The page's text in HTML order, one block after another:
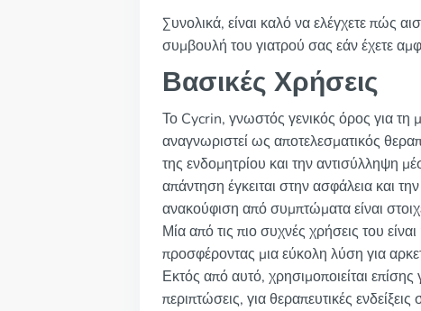
Συνολικά, είναι καλό να ελέγχετε πώς
συμβουλή του γιατρού σας εάν έχετε
Βασικές Χρήσεις
Το Cycrin, γνωστός γενικός όρος για τη
αναγνωριστεί ως αποτελεσματικός
της ενδομητρίου και την αντισύλληψη
απάντηση έγκειται στην ασφάλεια και
ανακούφιση από συμπτώματα είναι
Μία από τις πιο συχνές χρήσεις του
προσφέροντας μια εύκολη λύση για
Εκτός από αυτό, χρησιμοποιείται
περιπτώσεις, για θεραπευτικές